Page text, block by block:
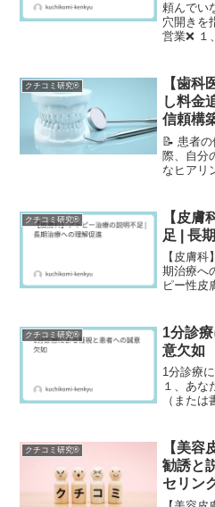
頼んでい
穴開きを
営業❌ １
悪いレ
えてくだ
クチコミ研究®
【歯科
し料金
信頼構
📝 患者
際、自分
なヒアリ
る箇所
ったりと
クチコミ研究®
【皮膚
足 | 長
【皮膚
期治療へ
ピー性皮
ロイドを
察が終わ
クチコミ研究®
1分診
意欠如
1分診療
１、あな
（また
ださい
に訪れた
クチコミ研究®
【美容
勧誘と
セリン